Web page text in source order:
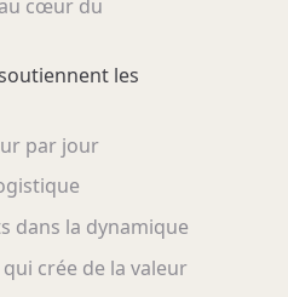
cœur du
les
par jour
dans la dynamique
crée de la valeur